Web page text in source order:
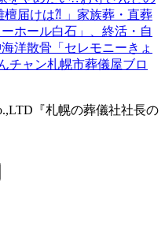
届けは⁈ 」家族葬・直葬
ホール白石」、終活・自
洋散骨「セレモニーきょ
チャン札幌市葬儀屋ブロ
『札幌の葬儀社社長の